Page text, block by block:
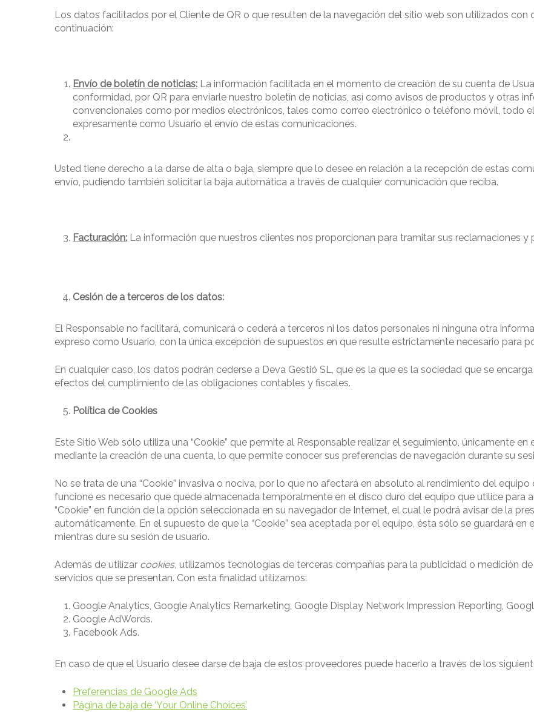
Los datos facilitados por el Cliente de QR o que resulten de la navegación del sitio web son utilizados con
continuación:
Envío de boletín de noticias: La información facilitada en el momento de creación de su cuenta de
conformidad, por QR para enviarle nuestro boletín de noticias, así como avisos de productos y otras
convencionales como por medios electrónicos, tales como correo electrónico o teléfono móvil, todo
expresamente como Usuario el envío de estas comunicaciones.
Usted tiene derecho a la darse de alta o baja, siempre que lo desee en relación a la recepción de estas
envío, pudiendo también solicitar la baja automática a través de cualquier comunicación que reciba.
Facturación: La información que nuestros clientes nos proporcionan para tramitar sus reclamaciones y
Cesión de a terceros de los datos:
El Responsable no facilitará, comunicará o cederá a terceros ni los datos personales ni ninguna otra
expreso como Usuario, con la única excepción de supuestos en que resulte estrictamente necesario para
En cualquier caso, los datos podrán cederse a Deva Gestió SL, que es la que es la sociedad que se
efectos del cumplimiento de las obligaciones contables y fiscales.
Política de Cookies
Este Sitio Web sólo utiliza una “Cookie” que permite al Responsable realizar el seguimiento, únicamente
mediante la creación de una cuenta, lo que permite conocer sus preferencias de navegación durante su
No se trata de una “Cookie” invasiva o nociva, por lo que no afectará en absoluto al rendimiento del equipo
funcione es necesario que quede almacenada temporalmente en el disco duro del equipo que utilice para
“Cookie” en función de la opción seleccionada en su navegador de Internet, el cual le podrá avisar de la
automáticamente. En el supuesto de que la “Cookie” sea aceptada por el equipo, ésta sólo se guardará
mientras dure su sesión de usuario.
Además de utilizar cookies, utilizamos tecnologías de terceras compañías para la publicidad o medición
servicios que se presentan. Con esta finalidad utilizamos:
Google Analytics, Google Analytics Remarketing, Google Display Network Impression Reporting,
Google AdWords.
Facebook Ads.
En caso de que el Usuario desee darse de baja de estos proveedores puede hacerlo a través de los
Preferencias de Google Ads
Página de baja de ‘Your Online Choices’